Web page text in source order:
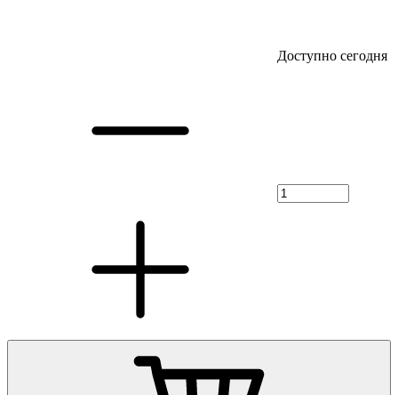
Доступно сегодня